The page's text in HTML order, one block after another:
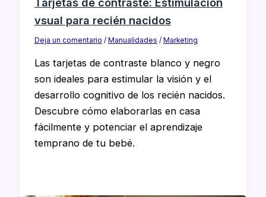
vsual para recién nacidos
Deja un comentario / Manualidades / Marketing
Las tarjetas de contraste blanco y negro
son ideales para estimular la visión y el
desarrollo cognitivo de los recién nacidos.
Descubre cómo elaborarlas en casa
fácilmente y potenciar el aprendizaje
temprano de tu bebé.